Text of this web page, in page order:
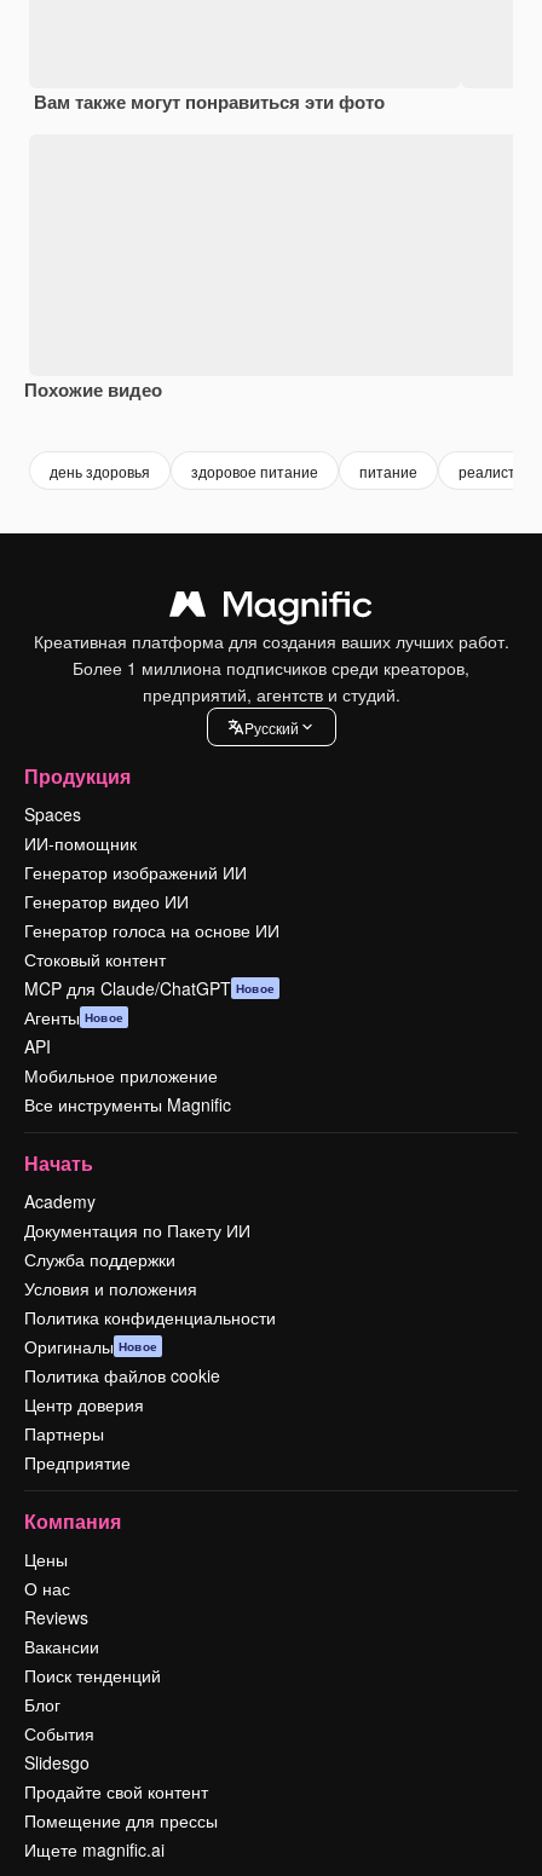
Вам также могут понравиться эти фото
Похожие видео
день здоровья здоровое питание питание
Креативная платформа для создания ваших лучших работ.
Более 1 миллиона подписчиков среди креаторов,
предприятий, агентств и студий.
Pусский
Продукция
Spaces
ИИ-помощник
Генератор изображений ИИ
Генератор видео ИИ
Генератор голоса на основе ИИ
Стоковый контент
MCP для Claude/ChatGPT Новое
Агенты Новое
API
Мобильное приложение
Все инструменты Magnific
Начать
Academy
Документация по Пакету ИИ
Служба поддержки
Условия и положения
Политика конфиденциальности
Оригиналы Новое
Политика файлов cookie
Центр доверия
Партнеры
Предприятие
Компания
Цены
О нас
Reviews
Вакансии
Поиск тенденций
Блог
События
Slidesgo
Продайте свой контент
Помещение для прессы
Ищете magnific.ai